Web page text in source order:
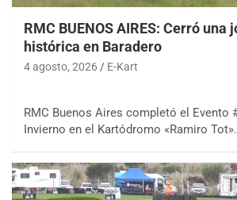
RMC BUENOS AIRES: Cerró una
histórica en Baradero
4 agosto, 2026 E-Kart
RMC Buenos Aires completó el Evento
Invierno en el Kartódromo «Ramiro